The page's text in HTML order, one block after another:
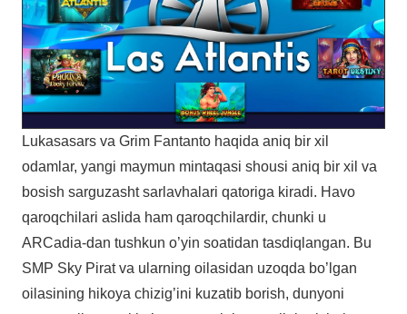
Lukasasars va Grim Fantanto haqida aniq bir xil
odamlar, yangi maymun mintaqasi shousi aniq bir xil va
bosish sarguzasht sarlavhalari qatoriga kiradi. Havo
qaroqchilari aslida ham qaroqchilardir, chunki u
ARCadia-dan tushkun o’yin soatidan tasdiqlangan. Bu
SMP Sky Pirat va ularning oilasidan uzoqda bo’lgan
oilasining hikoya chizig’ini kuzatib borish, dunyoni